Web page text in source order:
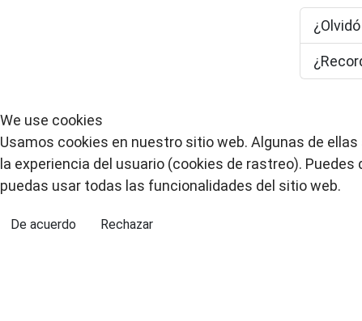
We use cookies
Usamos cookies en nuestro sitio web. Algunas de
la experiencia del usuario (cookies de rastreo).
puedas usar todas las funcionalidades del sitio web.
De acuerdo Rechazar